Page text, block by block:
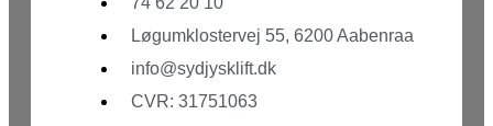
Løgumklostervej 55, 6200 Aabenraa
info@sydjysklift.dk
CVR: 31751063